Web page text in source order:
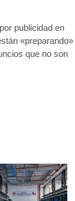
publicidad en
«preparando»
que no son